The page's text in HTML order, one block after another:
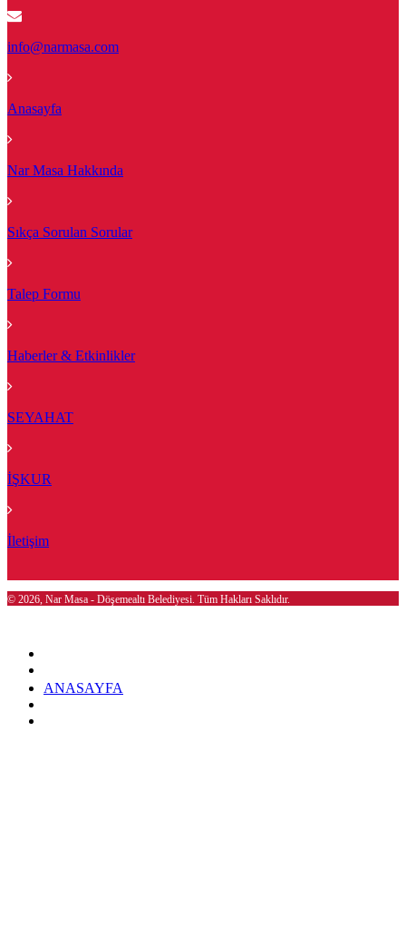
info@narmasa.com
Anasayfa
Nar Masa Hakkında
Sıkça Sorulan Sorular
Talep Formu
Haberler & Etkinlikler
SEYAHAT
İŞKUR
İletişim
© 2026, Nar Masa - Döşemealtı Belediyesi. Tüm Hakları Saklıdır.
ANASAYFA